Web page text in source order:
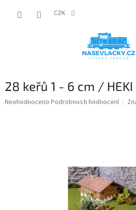
CZK
28 keřů 1 - 6 cm / HEKI
Průměrné
Neohodnoceno Podrobnosti hodnocení